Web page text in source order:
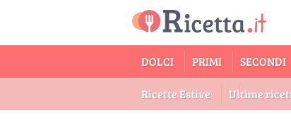
DOLCI PRIMI SECONDI
Ricette Estive Ultime